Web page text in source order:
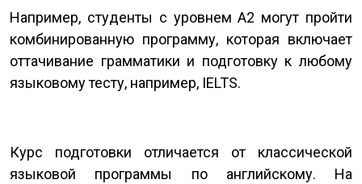
Например, студенты с уровнем А2 могут пройти
комбинированную программу, которая включает
оттачивание грамматики и подготовку к любому
языковому тесту, например, IELTS.
Курс подготовки отличается от классической
языковой программы по английскому. На